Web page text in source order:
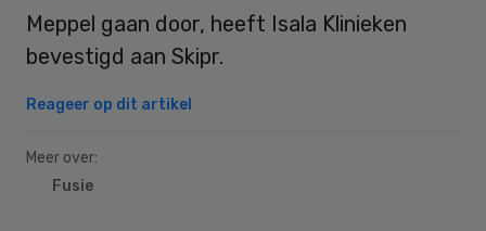
Meppel gaan door, heeft Isala Klinieken
bevestigd aan Skipr.
Reageer op dit artikel
Meer over:
Fusie